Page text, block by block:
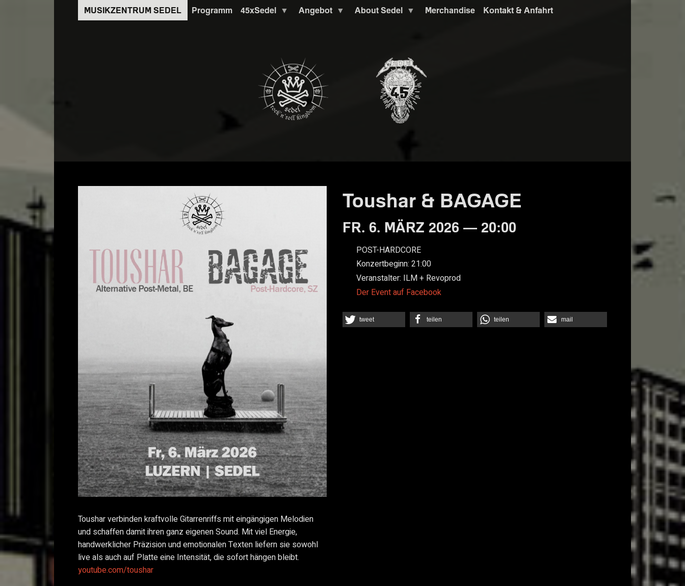
Programm 45xSedel Angebot About Sedel Merchandise Kontakt & Anfahrt
Toushar & BAGAGE
FR. 6. MÄRZ 2026 — 20:00
POST-HARDCORE
Konzertbeginn: 21:00
Veranstalter: ILM + Revoprod
Der Event auf Facebook
tweet teilen teilen mail
Toushar verbinden kraftvolle Gitarrenriffs mit eingängigen Melodien
und schaffen damit ihren ganz eigenen Sound. Mit viel Energie,
handwerklicher Präzision und emotionalen Texten liefern sie sowohl
live als auch auf Platte eine Intensität, die sofort hängen bleibt.
youtube.com/toushar